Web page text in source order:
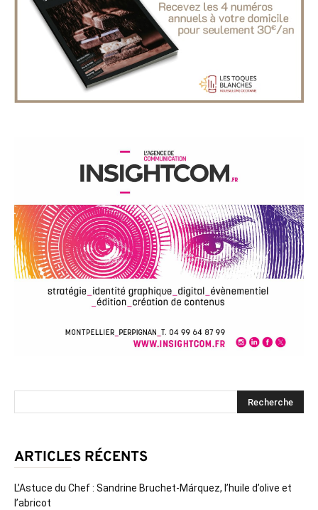
ARTICLES RÉCENTS
L’Astuce du Chef : Sandrine Bruchet-Márquez, l’huile d’olive et
l’abricot